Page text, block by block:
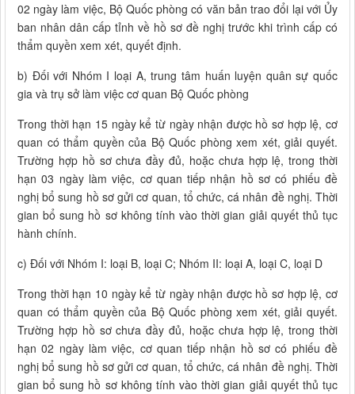
02 ngày làm việc, Bộ Quốc phòng có văn bản trao đổi lại với Ủy
ban nhân dân cấp tỉnh về hồ sơ đề nghị trước khi trình cấp có
thẩm quyền xem xét, quyết định.
b) Đối với Nhóm I loại A, trung tâm huấn luyện quân sự quốc
gia và trụ sở làm việc cơ quan Bộ Quốc phòng
Trong thời hạn 15 ngày kể từ ngày nhận được hồ sơ hợp lệ, cơ
quan có thẩm quyền của Bộ Quốc phòng xem xét, giải quyết.
Trường hợp hồ sơ chưa đầy đủ, hoặc chưa hợp lệ, trong thời
hạn 03 ngày làm việc, cơ quan tiếp nhận hồ sơ có phiếu đề
nghị bổ sung hồ sơ gửi cơ quan, tổ chức, cá nhân đề nghị. Thời
gian bổ sung hồ sơ không tính vào thời gian giải quyết thủ tục
hành chính.
c) Đối với Nhóm I: loại B, loại C; Nhóm II: loại A, loại C, loại D
Trong thời hạn 10 ngày kể từ ngày nhận được hồ sơ hợp lệ, cơ
quan có thẩm quyền của Bộ Quốc phòng xem xét, giải quyết.
Trường hợp hồ sơ chưa đầy đủ, hoặc chưa hợp lệ, trong thời
hạn 02 ngày làm việc, cơ quan tiếp nhận hồ sơ có phiếu đề
nghị bổ sung hồ sơ gửi cơ quan, tổ chức, cá nhân đề nghị. Thời
gian bổ sung hồ sơ không tính vào thời gian giải quyết thủ tục